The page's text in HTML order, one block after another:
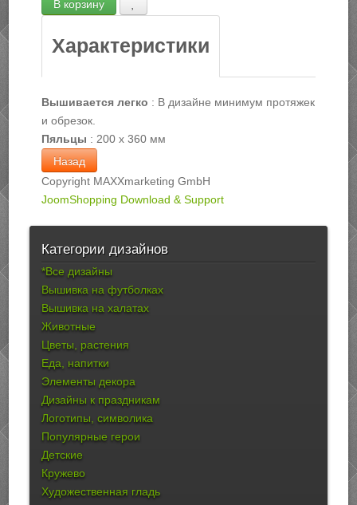
Характеристики
Вышивается легко : В дизайне минимум протяжек
и обрезок.
Пяльцы : 200 х 360 мм
Copyright MAXXmarketing GmbH
JoomShopping Download & Support
Категории дизайнов
*Все дизайны
Вышивка на футболках
Вышивка на халатах
Животные
Цветы, растения
Еда, напитки
Элементы декора
Дизайны к праздникам
Логотипы, символика
Популярные герои
Детские
Кружево
Художественная гладь